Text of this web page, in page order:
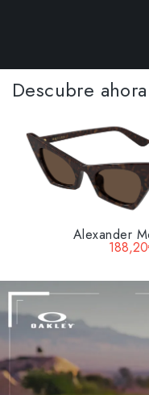
Descubre ahora
Alexander